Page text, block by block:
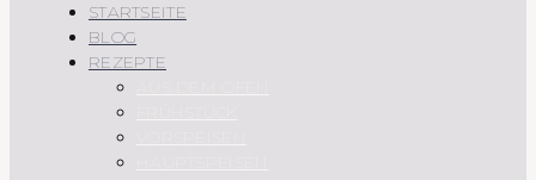
STARTSEITE
BLOG
REZEPTE